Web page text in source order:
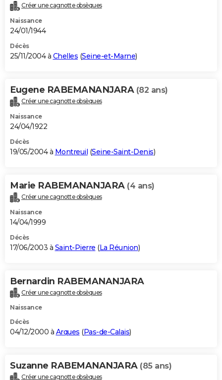
Créer une cagnotte obsèques
Naissance
24/01/1944
Décès
25/11/2004 à Chelles (Seine-et-Marne)
Eugene RABEMANANJARA (82 ans)
Créer une cagnotte obsèques
Naissance
24/04/1922
Décès
19/05/2004 à Montreuil (Seine-Saint-Denis)
Marie RABEMANANJARA (4 ans)
Créer une cagnotte obsèques
Naissance
14/04/1999
Décès
17/06/2003 à Saint-Pierre (La Réunion)
Bernardin RABEMANANJARA
Créer une cagnotte obsèques
Naissance
Décès
04/12/2000 à Arques (Pas-de-Calais)
Suzanne RABEMANANJARA (85 ans)
Créer une cagnotte obsèques